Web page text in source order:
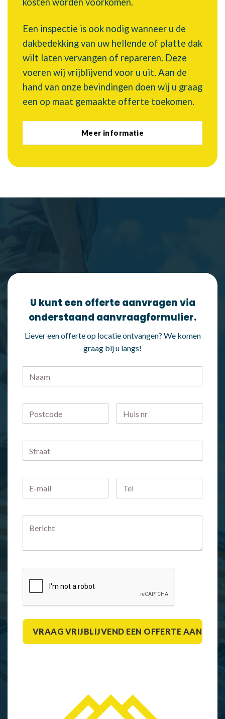
Een inspectie is ook nodig wanneer u de
dakbedekking van uw hellende of platte dak
wilt laten vervangen of repareren. Deze
voeren wij vrijblijvend voor u uit. Aan de
hand van onze bevindingen doen wij u graag
een op maat gemaakte offerte toekomen.
Meer informatie
U kunt een offerte aanvragen via
onderstaand aanvraagformulier.
Liever een offerte op locatie ontvangen? We komen
graag bij u langs!
mailadres